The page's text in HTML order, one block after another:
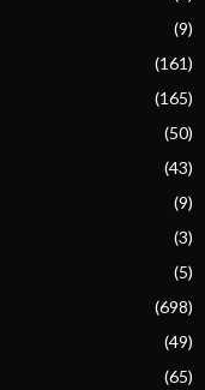
(9)
(161)
(165)
(50)
(43)
(9)
(3)
(5)
(698)
(49)
(65)